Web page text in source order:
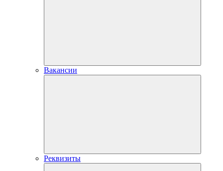
Вакансии
Реквизиты